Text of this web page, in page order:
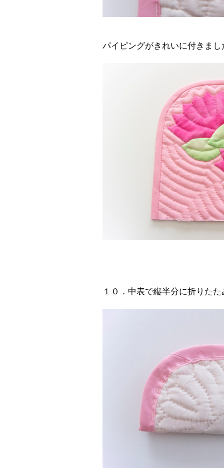
パイピングがきれいに付きまし
１０．中表で縦半分に折りた